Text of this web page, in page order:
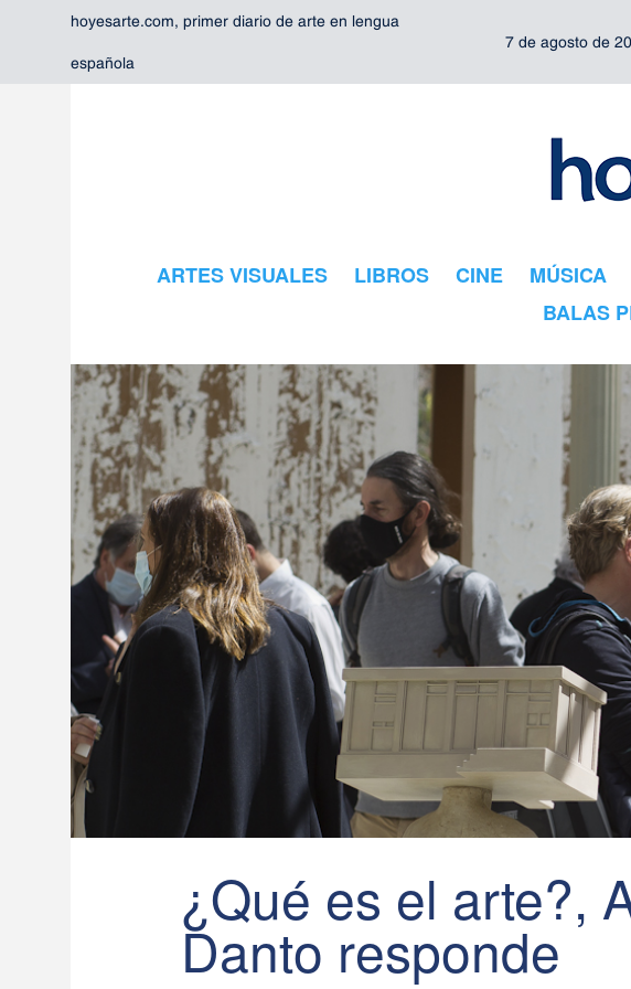
hoyesarte.com, primer diario de arte en lengua
española
7 de agosto de
ARTES VISUALES LIBROS CINE MÚSICA
BALAS
¿Qué es el arte?,
Danto responde